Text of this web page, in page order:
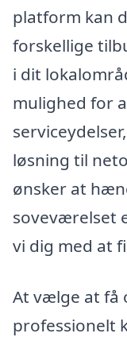
platform kan
forskellige
i dit
mulighed for
løsning til
ønsker at
soveværelset
vi dig med at
At vælge at
professionelt